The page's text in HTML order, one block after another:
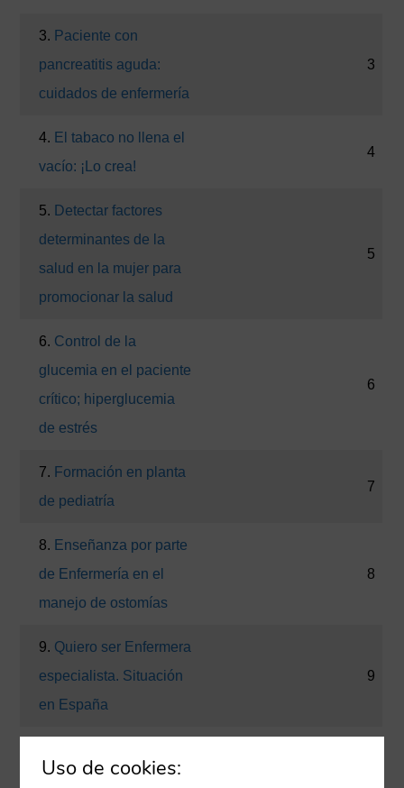
3. Paciente con
pancreatitis aguda:
cuidados de enfermería
3
4. El tabaco no llena el
vacío: ¡Lo crea!
4
5. Detectar factores
determinantes de la
salud en la mujer para
promocionar la salud
5
6. Control de la
glucemia en el paciente
crítico; hiperglucemia
de estrés
6
7. Formación en planta
de pediatría
7
8. Enseñanza por parte
de Enfermería en el
manejo de ostomías
8
9. Quiero ser Enfermera
especialista. Situación
en España
9
Uso de cookies: